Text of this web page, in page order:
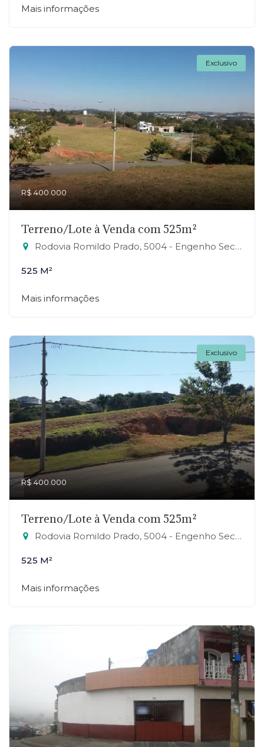
Mais informações
Exclusivo
R$ 400.000
Terreno/Lote à Venda com 525m²
Rodovia Romildo Prado, 5004 - Engenho Seco, Louveira-SP
525 M²
Mais informações
Exclusivo
R$ 400.000
Terreno/Lote à Venda com 525m²
Rodovia Romildo Prado, 5004 - Engenho Seco, Louveira-SP
525 M²
Mais informações